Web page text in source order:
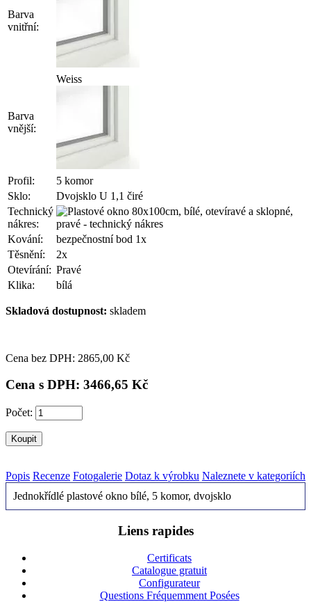
Barva
vnitřní:
Barva
vnější:
Weiss
Profil:
5 komor
Sklo:
Dvojsklo U 1,1 čiré
Technický
nákres:
Kování:
bezpečnostní bod 1x
Těsnění:
2x
Otevírání: Pravé
Klika:
bílá
Skladová dostupnost: skladem
Cena bez DPH: 2865,00 Kč
Cena s DPH: 3466,65 Kč
Počet:
Popis Recenze Fotogalerie Dotaz k výrobku Naleznete v kategoriích
Jednokřídlé plastové okno bílé, 5 komor, dvojsklo
Liens rapides
Certificats
Catalogue gratuit
Configurateur
Questions Fréquemment Posées